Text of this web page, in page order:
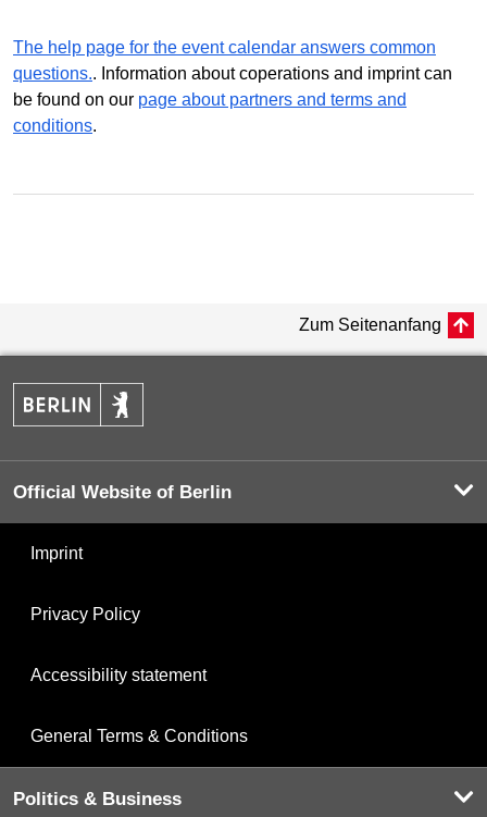
The help page for the event calendar answers common
questions.. Information about coperations and imprint can
be found on our page about partners and terms and
conditions.
Zum Seitenanfang
Official Website of Berlin
Imprint
Privacy Policy
Accessibility statement
General Terms & Conditions
Politics & Business